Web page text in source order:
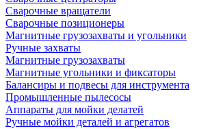
Сварочные вращатели
Сварочные позиционеры
Магнитные грузозахваты и угольники
Ручные захваты
Магнитные грузозахваты
Магнитные угольники и фиксаторы
Балансиры и подвесы для инструмента
Промышленные пылесосы
Аппараты для мойки делатей
Ручные мойки деталей и агрегатов